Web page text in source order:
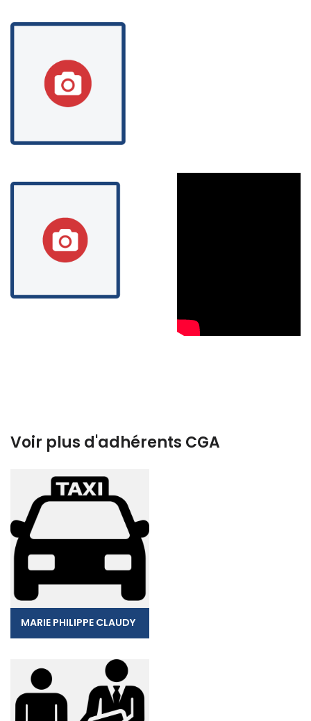
Voir plus d'adhérents CGA
MARIE PHILIPPE CLAUDY